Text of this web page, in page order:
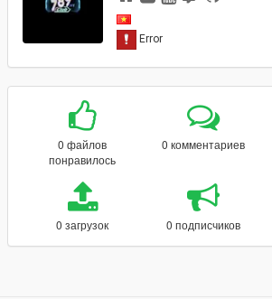
0 файлов
понравилось
0 комментариев
0 загрузок 0 подписчиков